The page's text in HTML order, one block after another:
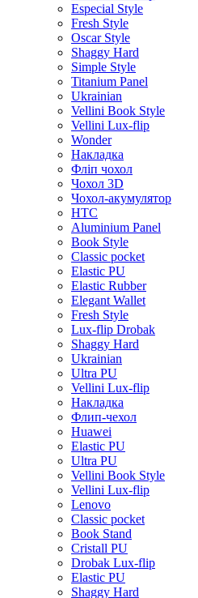
Especial Style
Fresh Style
Oscar Style
Shaggy Hard
Simple Style
Titanium Panel
Ukrainian
Vellini Book Style
Vellini Lux-flip
Wonder
Накладка
Фліп чохол
Чохол 3D
Чохол-акумулятор
HTC
Aluminium Panel
Book Style
Classic pocket
Elastic PU
Elastic Rubber
Elegant Wallet
Fresh Style
Lux-flip Drobak
Shaggy Hard
Ukrainian
Ultra PU
Vellini Lux-flip
Накладка
Флип-чехол
Huawei
Elastic PU
Ultra PU
Vellini Book Style
Vellini Lux-flip
Lenovo
Classic pocket
Book Stand
Cristall PU
Drobak Lux-flip
Elastic PU
Shaggy Hard